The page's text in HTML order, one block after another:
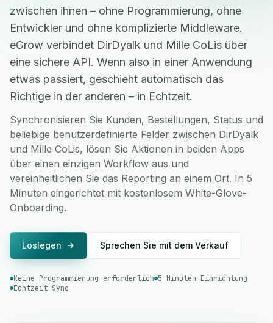
zwischen ihnen – ohne Programmierung, ohne
Entwickler und ohne komplizierte Middleware.
eGrow verbindet DirDyalk und Mille CoLis über
eine sichere API. Wenn also in einer Anwendung
etwas passiert, geschieht automatisch das
Richtige in der anderen – in Echtzeit.
Synchronisieren Sie Kunden, Bestellungen, Status und
beliebige benutzerdefinierte Felder zwischen DirDyalk
und Mille CoLis, lösen Sie Aktionen in beiden Apps
über einen einzigen Workflow aus und
vereinheitlichen Sie das Reporting an einem Ort. In 5
Minuten eingerichtet mit kostenlosem White-Glove-
Onboarding.
Loslegen Sprechen Sie mit dem Verkauf
Keine Programmierung erforderlich 5-Minuten-Einrichtung
Echtzeit-Sync